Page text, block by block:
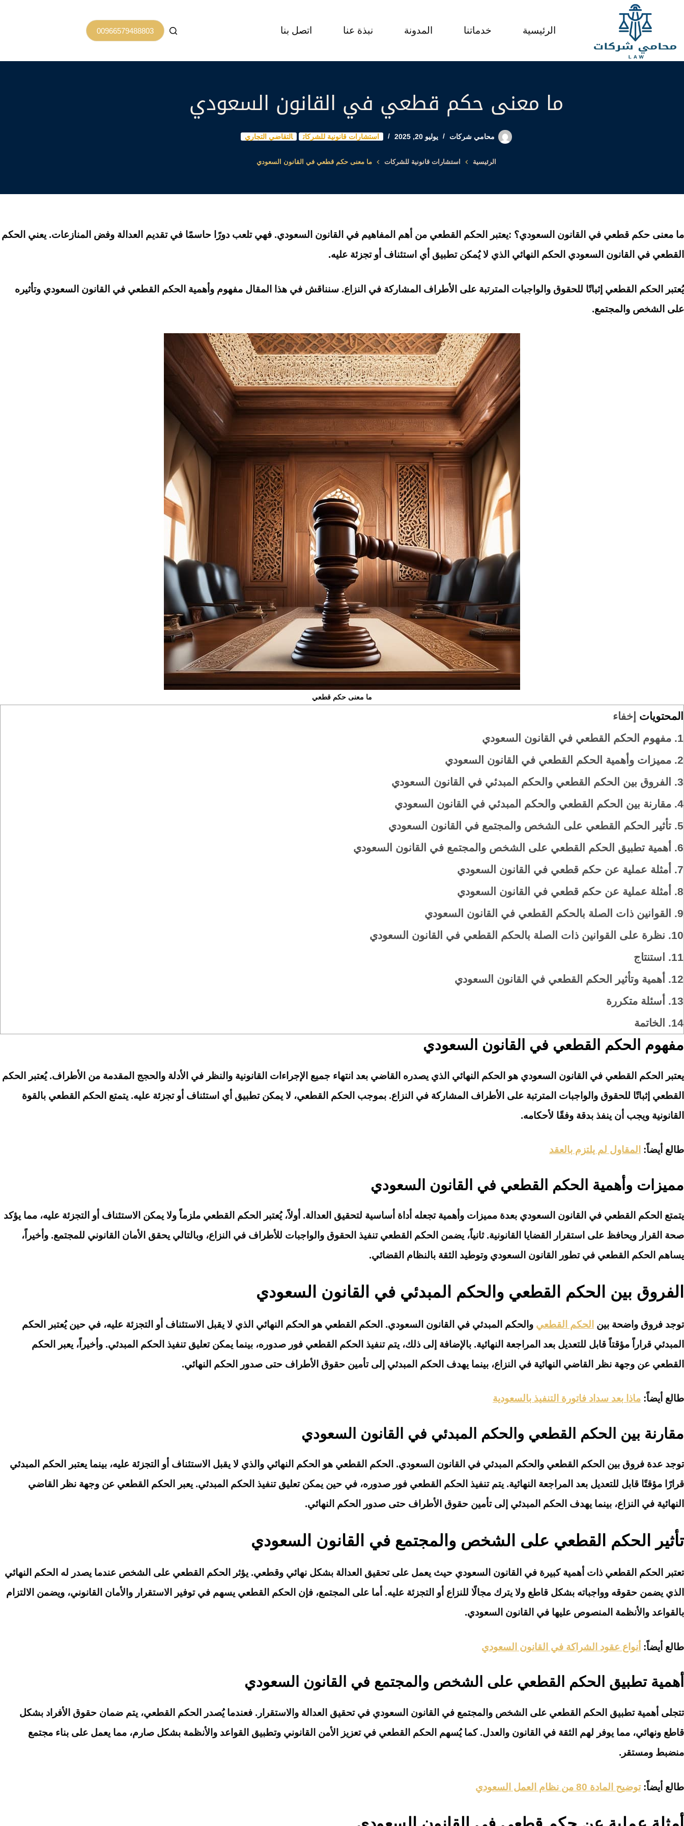
المحتوى
الرئيسية خدماتنا المدونة نبذة عنا اتصل بنا 00966579488803
ما معنى حكم قطعي في القانون السعودي
محامي شركات يوليو 20, 2025 استشارات قانونية للشركات التقاضي التجاري
الرئيسية استشارات قانونية للشركات ما معنى حكم قطعي في القانون السعودي
ما معنى حكم قطعي في القانون السعودي؟ :يعتبر الحكم القطعي من أهم المفاهيم في القانون السعودي. فهي تلعب دورًا حاسمًا في تقديم العدالة وفض المنازعات. يعني الحكم
القطعي في القانون السعودي الحكم النهائي الذي لا يُمكن تطبيق أي استئناف أو تجزئة عليه.
يُعتبر الحكم القطعي إثباتًا للحقوق والواجبات المترتبة على الأطراف المشاركة في النزاع. سنناقش في هذا المقال مفهوم وأهمية الحكم القطعي في القانون السعودي وتأثيره
على الشخص والمجتمع.
ما معنى حكم قطعي
المحتويات إخفاء
1. مفهوم الحكم القطعي في القانون السعودي
2. مميزات وأهمية الحكم القطعي في القانون السعودي
3.
الفروق بين الحكم القطعي والحكم المبدئي في القانون السعودي
4. مقارنة بين الحكم القطعي والحكم المبدئي في القانون السعودي
5. تأثير الحكم القطعي على الشخص والمجتمع في القانون السعودي
6.
أهمية تطبيق الحكم القطعي على الشخص والمجتمع في القانون السعودي
7.
أمثلة عملية عن حكم قطعي في القانون السعودي
8.
أمثلة عملية عن حكم قطعي في القانون السعودي
9.
القوانين ذات الصلة بالحكم القطعي في القانون السعودي
10.
نظرة على القوانين ذات الصلة بالحكم القطعي في القانون السعودي
11.
استنتاج
12.
أهمية وتأثير الحكم القطعي في القانون السعودي
13.
أسئلة متكررة
14.
الخاتمة
مفهوم الحكم القطعي في القانون السعودي
يعتبر الحكم القطعي في القانون السعودي هو الحكم النهائي الذي يصدره القاضي بعد انتهاء جميع الإجراءات القانونية والنظر في الأدلة والحجج المقدمة من الأطراف. يُعتبر الحكم
القطعي إثباتًا للحقوق والواجبات المترتبة على الأطراف المشاركة في النزاع. بموجب الحكم القطعي، لا يمكن تطبيق أي استئناف أو تجزئة عليه. يتمتع الحكم القطعي بالقوة
القانونية ويجب أن ينفذ بدقة وفقًا لأحكامه.
طالع أيضاً: المقاول لم يلتزم بالعقد
مميزات وأهمية الحكم القطعي في القانون السعودي
يتمتع الحكم القطعي في القانون السعودي بعدة مميزات وأهمية تجعله أداة أساسية لتحقيق العدالة. أولاً، يُعتبر الحكم القطعي ملزماً ولا يمكن الاستئناف أو التجزئة عليه، مما يؤكد
صحة القرار ويحافظ على استقرار القضايا القانونية. ثانياً، يضمن الحكم القطعي تنفيذ الحقوق والواجبات للأطراف في النزاع، وبالتالي يحقق الأمان القانوني للمجتمع. وأخيراً،
يساهم الحكم القطعي في تطور القانون السعودي وتوطيد الثقة بالنظام القضائي.
الفروق بين الحكم القطعي والحكم المبدئي في القانون السعودي
توجد فروق واضحة بين الحكم القطعي والحكم المبدئي في القانون السعودي. الحكم القطعي هو الحكم النهائي الذي لا يقبل الاستئناف أو التجزئة عليه، في حين يُعتبر الحكم
المبدئي قراراً مؤقتاً قابل للتعديل بعد المراجعة النهائية. بالإضافة إلى ذلك، يتم تنفيذ الحكم القطعي فور صدوره، بينما يمكن تعليق تنفيذ الحكم المبدئي. وأخيراً، يعبر الحكم
القطعي عن وجهة نظر القاضي النهائية في النزاع، بينما يهدف الحكم المبدئي إلى تأمين حقوق الأطراف حتى صدور الحكم النهائي.
طالع أيضاً: ماذا بعد سداد فاتورة التنفيذ بالسعودية
مقارنة بين الحكم القطعي والحكم المبدئي في القانون السعودي
توجد عدة فروق بين الحكم القطعي والحكم المبدئي في القانون السعودي. الحكم القطعي هو الحكم النهائي والذي لا يقبل الاستئناف أو التجزئة عليه، بينما يعتبر الحكم المبدئي
قرارًا مؤقتًا قابل للتعديل بعد المراجعة النهائية. يتم تنفيذ الحكم القطعي فور صدوره، في حين يمكن تعليق تنفيذ الحكم المبدئي. يعبر الحكم القطعي عن وجهة نظر القاضي
النهائية في النزاع، بينما يهدف الحكم المبدئي إلى تأمين حقوق الأطراف حتى صدور الحكم النهائي.
تأثير الحكم القطعي على الشخص والمجتمع في القانون السعودي
تعتبر الحكم القطعي ذات أهمية كبيرة في القانون السعودي حيث يعمل على تحقيق العدالة بشكل نهائي وقطعي. يؤثر الحكم القطعي على الشخص عندما يصدر له الحكم النهائي
الذي يضمن حقوقه وواجباته بشكل قاطع ولا يترك مجالًا للنزاع أو التجزئة عليه. أما على المجتمع، فإن الحكم القطعي يسهم في توفير الاستقرار والأمان القانوني، ويضمن الالتزام
بالقواعد والأنظمة المنصوص عليها في القانون السعودي.
طالع أيضاً: أنواع عقود الشراكة في القانون السعودي
أهمية تطبيق الحكم القطعي على الشخص والمجتمع في القانون السعودي
تتجلى أهمية تطبيق الحكم القطعي على الشخص والمجتمع في القانون السعودي في تحقيق العدالة والاستقرار. فعندما يُصدر الحكم القطعي، يتم ضمان حقوق الأفراد بشكل
قاطع ونهائي، مما يوفر لهم الثقة في القانون والعدل. كما يُسهم الحكم القطعي في تعزيز الأمن القانوني وتطبيق القواعد والأنظمة بشكل صارم، مما يعمل على بناء مجتمع
منضبط ومستقر.
طالع أيضاً:توضيح المادة 80 من نظام العمل السعودي